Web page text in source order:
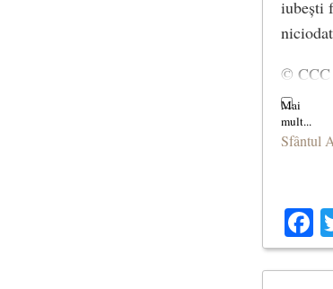
iubești
© CCC
Sfântul